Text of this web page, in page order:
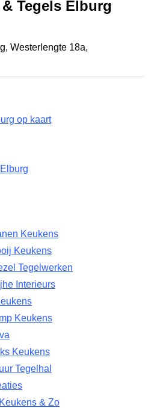
Tegels Elburg
Westerlengte 18a,
op kaart
Keukens
Keukens
Tegelwerken
Interieurs
Keukens
Keukens
Tegelhal
& Zo